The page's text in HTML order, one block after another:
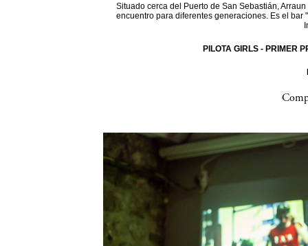
Situado cerca del Puerto de San Sebastián,
encuentro para diferentes generaciones. Es el
PILOTA GIRLS - PRIMER